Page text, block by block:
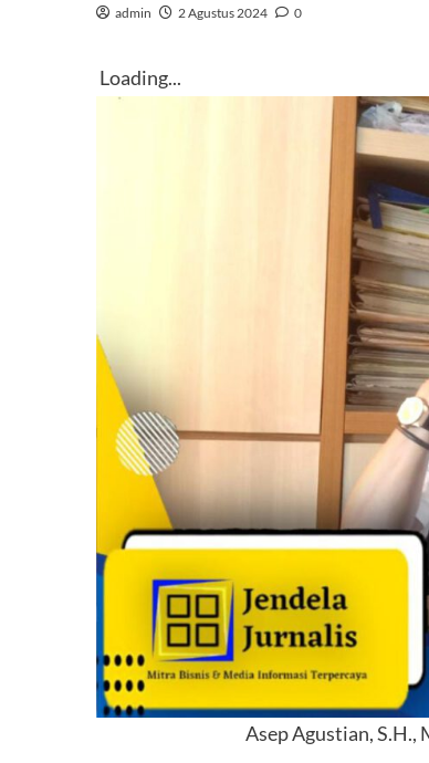
admin 2 Agustus 2024 0
Loading...
Asep Agustian,